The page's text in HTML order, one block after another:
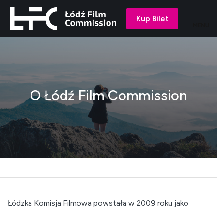
Kup Bilet
O Łódź Film Commission
Łódzka Komisja Filmowa powstała w 2009 roku jako